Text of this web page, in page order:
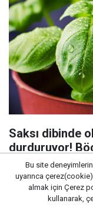
Saksı dibinde
durduruyor!
Bu site
uyarınca
almak için Çerez
kullanarak,